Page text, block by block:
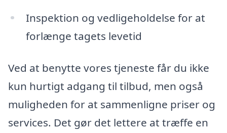
Inspektion og vedligeholdelse for at
forlænge tagets levetid
Ved at benytte vores tjeneste får du ikke
kun hurtigt adgang til tilbud, men også
muligheden for at sammenligne priser og
services. Det gør det lettere at træffe en